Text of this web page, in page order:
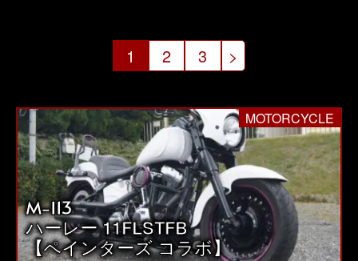
の
ペ
ー
ジ
送
り
1 2 3 >
MOTORCYCLE
M-113
ハーレー 11FLSTFB
【ペインターズ コラボ】